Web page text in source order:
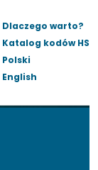
Dlaczego warto?
Katalog kodów HS
Polski
English